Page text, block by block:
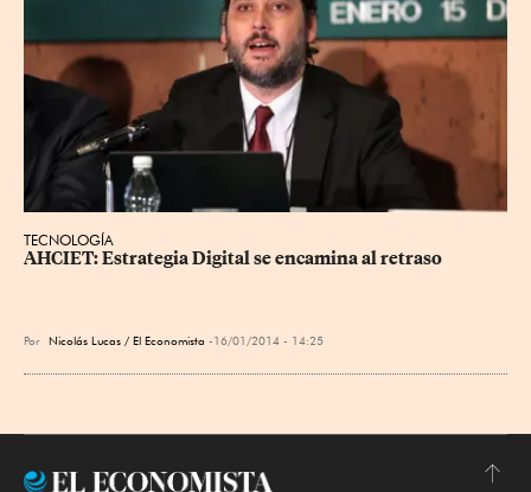
TECNOLOGÍA
AHCIET: Estrategia Digital se encamina al retraso
Por Nicolás Lucas / El Economista 16/01/2014 - 14:25